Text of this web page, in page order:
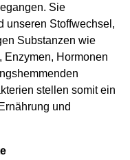
Sie
unseren Stoffwechsel,
Substanzen wie
Enzymen, Hormonen
stellen somit ein
und